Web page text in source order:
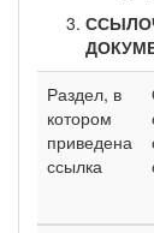
Раздел, в
котором
приведена
ссылка